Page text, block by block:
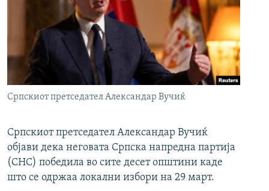
Српскиот претседател Александар Вучиќ
Српскиот претседател Александар Вучиќ
објави дека неговата Српска напредна партија
(СНС) победила во сите десет општини каде
што се одржаа локални избори на 29 март.